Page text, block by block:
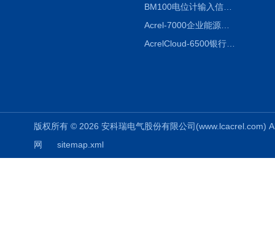
BM100电位计输入信号隔离器
Acrel-7000企业能源管控平台
AcrelCloud-6500银行业安全用电能耗云平台
版权所有 © 2026 安科瑞电气股份有限公司
网
sitemap.xml